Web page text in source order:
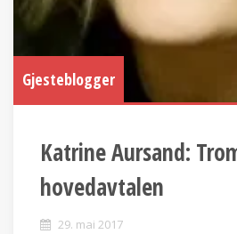
Gjesteblogger
Katrine Aursand:
hovedavtalen
29. mai 2017